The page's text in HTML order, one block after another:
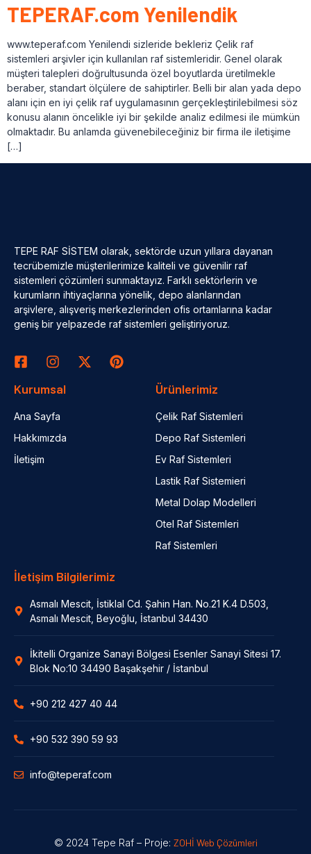
TEPERAF.com Yenilendik
www.teperaf.com Yenilendi sizleride bekleriz Çelik raf
sistemleri arşivler için kullanılan raf sistemleridir. Genel olarak
müşteri talepleri doğrultusunda özel boyutlarda üretilmekle
beraber, standart ölçülere de sahiptirler. Belli bir alan yada depo
alanı için en iyi çelik raf uygulamasının gerçekleştirilebilmesi söz
konusu alanın öncelikle iyi bir şekilde analiz edilmesi ile mümkün
olmaktadır. Bu anlamda güvenebileceğiniz bir firma ile iletişime
[…]
TEPE RAF SİSTEM olarak, sektörde uzun yıllara dayanan
tecrübemizle müşterilerimize kaliteli ve güvenilir raf
sistemleri çözümleri sunmaktayız. Farklı sektörlerin ve
kurumların ihtiyaçlarına yönelik, depo alanlarından
arşivlere, alışveriş merkezlerinden ofis ortamlarına kadar
geniş bir yelpazede raf sistemleri geliştiriyoruz.
Kurumsal
Ana Sayfa
Hakkımızda
İletişim
Ürünlerimiz
Çelik Raf Sistemleri
Depo Raf Sistemleri
Ev Raf Sistemleri
Lastik Raf Sistemieri
Metal Dolap Modelleri
Otel Raf Sistemleri
Raf Sistemleri
İletişim Bilgilerimiz
Asmalı Mescit, İstiklal Cd. Şahin Han. No.21 K.4 D.503,
Asmalı Mescit, Beyoğlu, İstanbul 34430
İkitelli Organize Sanayi Bölgesi Esenler Sanayi Sitesi 17.
Blok No:10 34490 Başakşehir / İstanbul
+90 212 427 40 44
+90 532 390 59 93
info@teperaf.com
© 2024 Tepe Raf – Proje: ZOHİ Web Çözümleri